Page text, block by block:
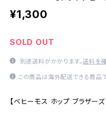
¥1,300
SOLD OUT
別途送料がかかります。送料を
この商品は海外配送できる商品で
【ベヒーモス ホップ ブラザ